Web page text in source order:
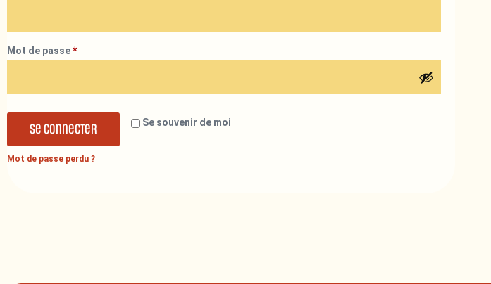
Mot de passe*
Se souvenir de moi
Se connecter
Mot de passe perdu ?